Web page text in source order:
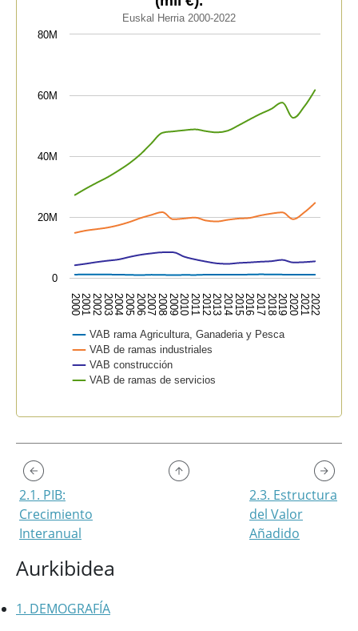
Aurkibidea
1. DEMOGRAFÍA
Euskal Herria 2000-2022
The chart has 1 X axis displaying categories.
Euskal Herria 2000-2022
VAB rama Agricultura, Ganaderia y Pesca
VAB de ramas industriales
VAB construcción
VAB de ramas de servicios
20002001200220032004200520062007200820092010201120122013201420152016201720182019202020212022
0
20M
40M
60M
80M
2.1. PIB:
Crecimiento
Interanual
2.3. Estructura
del Valor
Añadido